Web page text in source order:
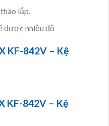
lắp.
được nhiều đồ
KF-842V – Kệ
KF-842V – Kệ